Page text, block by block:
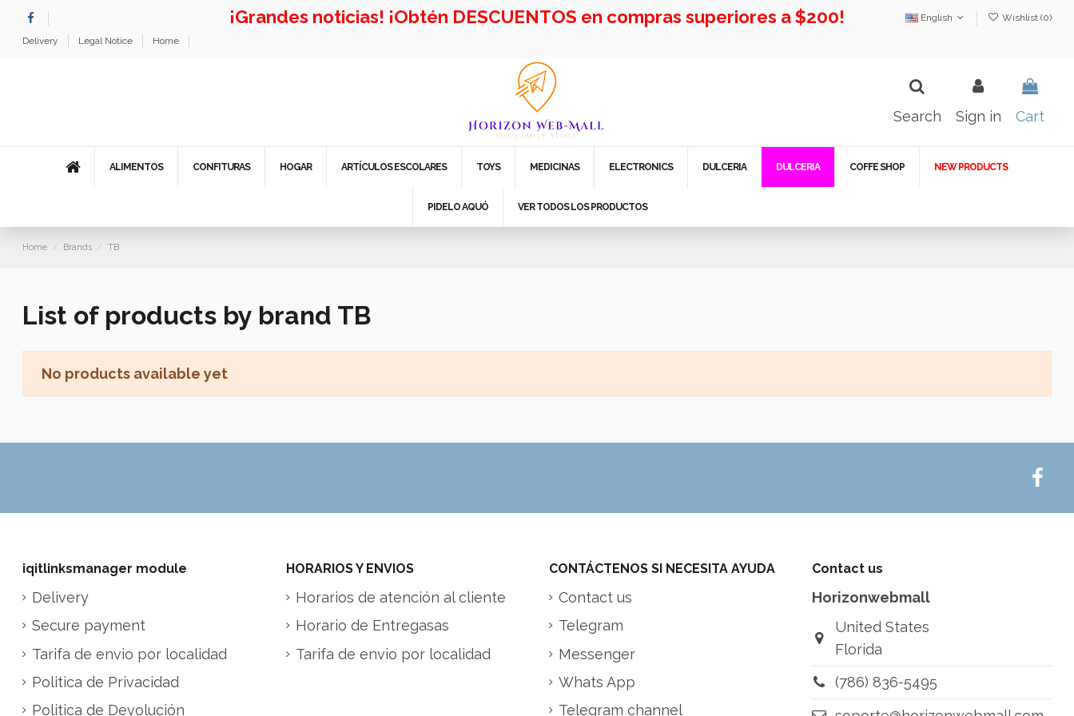
Delivery Legal Notice Home
¡Grandes noticias! ¡Obtén DESCUENTOS en compras superiores a $200! English Wishlist (0)
Search Sign in Cart
ALIMENTOS CONFITURAS HOGAR ARTÍCULOS ESCOLARES TOYS MEDICINAS ELECTRONICS DULCERIA DULCERIA COFFE SHOP NEW PRODUCTS
PIDELO AQUÓ VER TODOS LOS PRODUCTOS
Home Brands TB
List of products by brand TB
No products available yet
iqitlinksmanager module
Delivery
Secure payment
Tarifa de envio por localidad
Politica de Privacidad
Politica de Devolución
HORARIOS Y ENVIOS
Horarios de atención al cliente
Horario de Entregasas
Tarifa de envio por localidad
CONTÁCTENOS SI NECESITA AYUDA
Contact us
Telegram
Messenger
Whats App
Telegram channel
Contact us
Horizonwebmall
United States
Florida
(786) 836-5495